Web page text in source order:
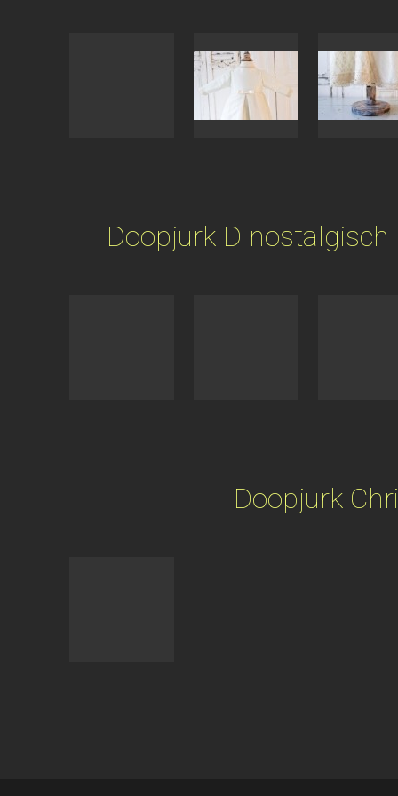
Doopjurk D nostalgisch
Doopjurk